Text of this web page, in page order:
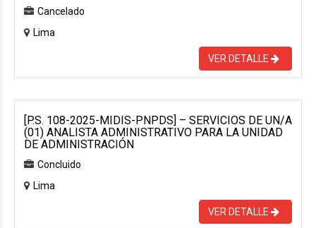
Cancelado
Lima
VER DETALLE
[P.S. 108-2025-MIDIS-PNPDS] – SERVICIOS DE UN/A
(01) ANALISTA ADMINISTRATIVO PARA LA UNIDAD
DE ADMINISTRACIÓN
Concluido
Lima
VER DETALLE